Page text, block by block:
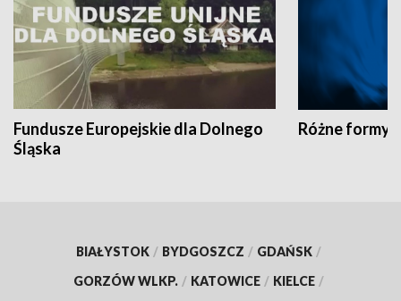
Fundusze Europejskie dla Dolnego
Śląska
Różne formy
BIAŁYSTOK / BYDGOSZCZ / GDAŃSK /
GORZÓW WLKP. / KATOWICE / KIELCE /